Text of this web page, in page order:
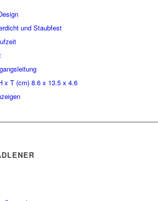
und Staubfest
x T (cm) 8.6 x 13.5 x 4.6